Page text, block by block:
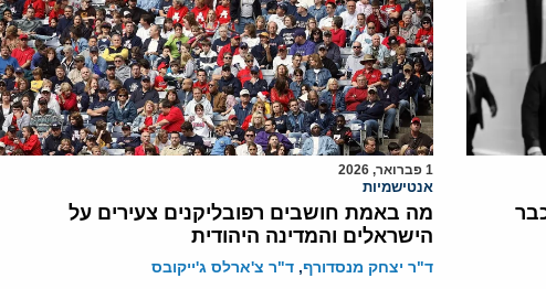
1 פברואר, 2026
אנטישמיות
מה באמת חושבים רפובליקנים צעירים על
הישראלים והמדינה היהודית
ד"ר יצחק מנסדורף, ד"ר צ'ארלס ג'ייקובס